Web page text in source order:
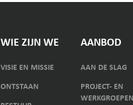
WIE ZIJN WE
VISIE EN MISSIE
ONTSTAAN
AANBOD
AAN DE SLAG
PROJECT- EN
WERKGROEPEN